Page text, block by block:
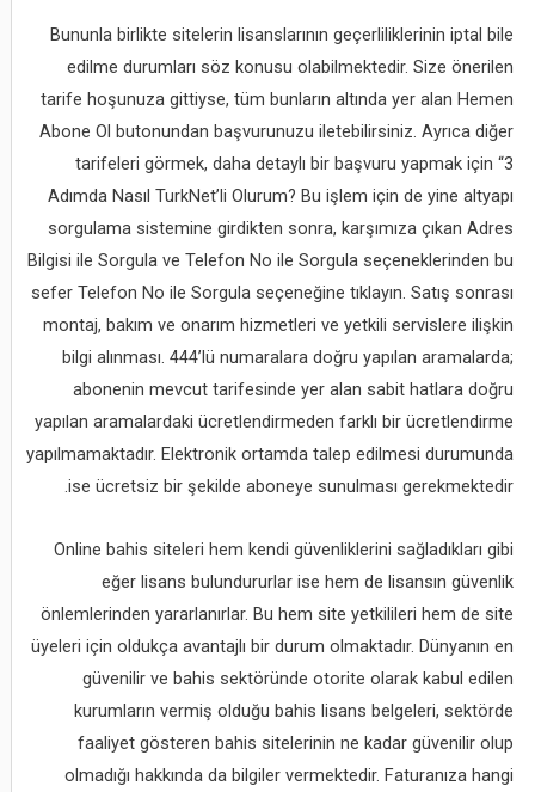
Bununla birlikte sitelerin lisanslarının geçerliliklerinin iptal bile
edilme durumları söz konusu olabilmektedir. Size önerilen
tarife hoşunuza gittiyse, tüm bunların altında yer alan Hemen
Abone Ol butonundan başvurunuzu iletebilirsiniz. Ayrıca diğer
tarifeleri görmek, daha detaylı bir başvuru yapmak için “3
Adımda Nasıl TurkNet’li Olurum? Bu işlem için de yine altyapı
sorgulama sistemine girdikten sonra, karşımıza çıkan Adres
Bilgisi ile Sorgula ve Telefon No ile Sorgula seçeneklerinden bu
sefer Telefon No ile Sorgula seçeneğine tıklayın. Satış sonrası
montaj, bakım ve onarım hizmetleri ve yetkili servislere ilişkin
bilgi alınması. 444’lü numaralara doğru yapılan aramalarda;
abonenin mevcut tarifesinde yer alan sabit hatlara doğru
yapılan aramalardaki ücretlendirmeden farklı bir ücretlendirme
yapılmamaktadır. Elektronik ortamda talep edilmesi durumunda
ise ücretsiz bir şekilde aboneye sunulması gerekmektedir.
Online bahis siteleri hem kendi güvenliklerini sağladıkları gibi
eğer lisans bulundururlar ise hem de lisansın güvenlik
önlemlerinden yararlanırlar. Bu hem site yetkilileri hem de site
üyeleri için oldukça avantajlı bir durum olmaktadır. Dünyanın en
güvenilir ve bahis sektöründe otorite olarak kabul edilen
kurumların vermiş olduğu bahis lisans belgeleri, sektörde
faaliyet gösteren bahis sitelerinin ne kadar güvenilir olup
olmadığı hakkında da bilgiler vermektedir. Faturanıza hangi